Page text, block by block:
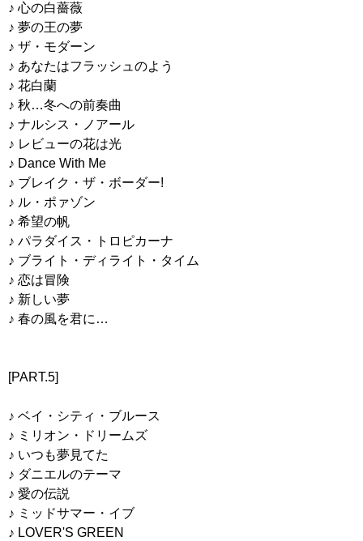
♪ 心の白薔薇
♪ 夢の王の夢
♪ ザ・モダーン
♪ あなたはフラッシュのよう
♪ 花白蘭
♪ 秋…冬への前奏曲
♪ ナルシス・ノアール
♪ レビューの花は光
♪ Dance With Me
♪ ブレイク・ザ・ボーダー!
♪ ル・ポァゾン
♪ 希望の帆
♪ パラダイス・トロピカーナ
♪ ブライト・ディライト・タイム
♪ 恋は冒険
♪ 新しい夢
♪ 春の風を君に…
[PART.5]
♪ ベイ・シティ・ブルース
♪ ミリオン・ドリームズ
♪ いつも夢見てた
♪ ダニエルのテーマ
♪ 愛の伝説
♪ ミッドサマー・イブ
♪ LOVER'S GREEN